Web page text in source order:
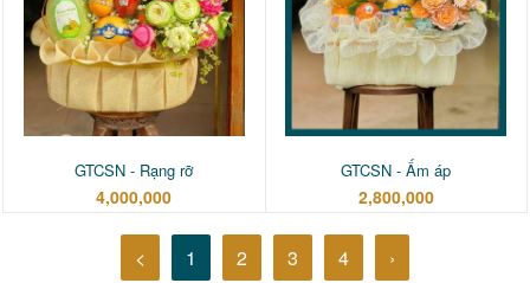
GTCSN - Rạng rỡ
4,000,000
GTCSN - Ấm áp
2,800,000
< 1 2 3 4 ›